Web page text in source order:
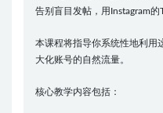
告别盲目发帖，用Instagram的
本课程将指导你系统性地利用
大化账号的自然流量。
核心教学内容包括：